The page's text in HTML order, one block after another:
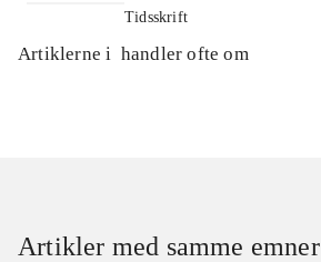
Tidsskrift
Artiklerne i handler ofte om
Artikler med samme emner